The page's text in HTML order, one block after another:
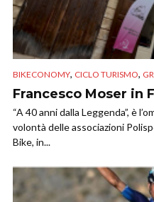
BIKECONOMY, CICLO TURISMO,
Francesco Moser in
“A 40 anni dalla Leggenda”, è
volontà delle associazioni
Bike, in...